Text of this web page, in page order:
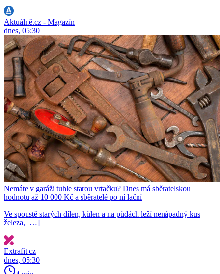
Aktuálně.cz - Magazín
dnes, 05:30
Nemáte v garáži tuhle starou vrtačku? Dnes má sběratelskou
hodnotu až 10 000 Kč a sběratelé po ní lační
Ve spoustě starých dílen, kůlen a na půdách leží nenápadný kus
železa, […]
Extrafit.cz
dnes, 05:30